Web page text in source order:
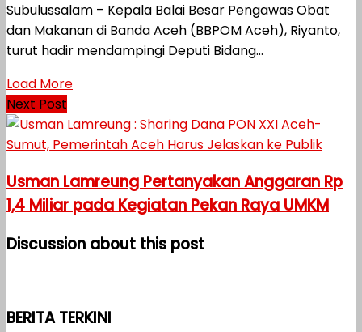
Subulussalam – Kepala Balai Besar Pengawas Obat
dan Makanan di Banda Aceh (BBPOM Aceh), Riyanto,
turut hadir mendampingi Deputi Bidang...
Load More
Next Post
Usman Lamreung Pertanyakan Anggaran Rp
1,4 Miliar pada Kegiatan Pekan Raya UMKM
Discussion about this post
BERITA TERKINI